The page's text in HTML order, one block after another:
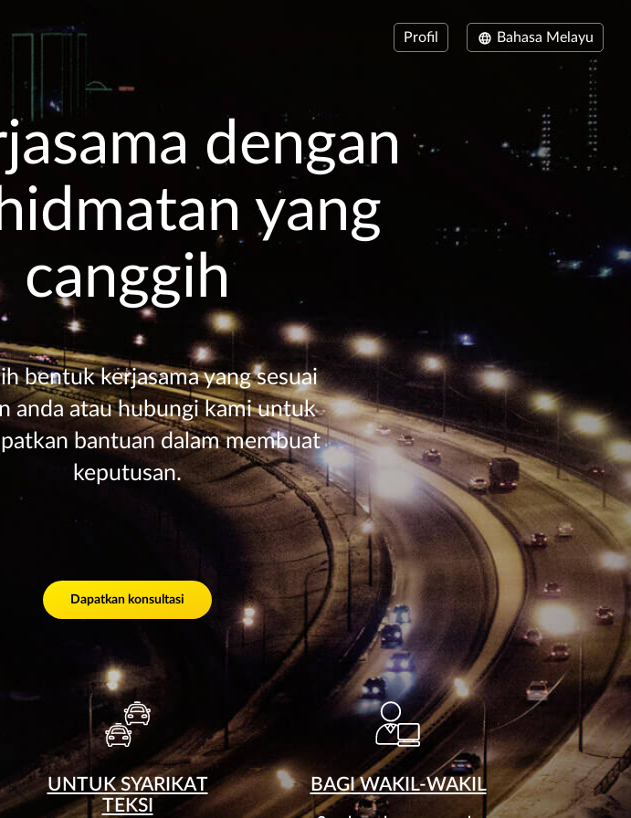
Profil Bahasa Melayu
dengan
yang
canggih
bentuk kerjasama yang sesuai
anda atau hubungi kami untuk
bantuan dalam membuat
keputusan.
Dapatkan konsultasi
UNTUK SYARIKAT
TEKSI
BAGI WAKIL-WAKIL